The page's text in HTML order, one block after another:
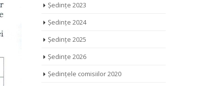
Ședințe 2023
Ședințe 2024
Ședințe 2025
Ședințe 2026
Ședințele comisiilor 2020